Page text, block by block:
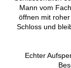
Mann vom
öffnen mit
Schloss und
Echter